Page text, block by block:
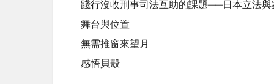
踐行沒收刑事司法互助的課題──日本立法與
舞台與位置
無需推窗來望月
感悟貝殼